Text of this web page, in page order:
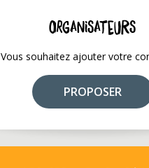
ORGANISATEURS
Vous souhaitez ajouter votre
PROPOSER